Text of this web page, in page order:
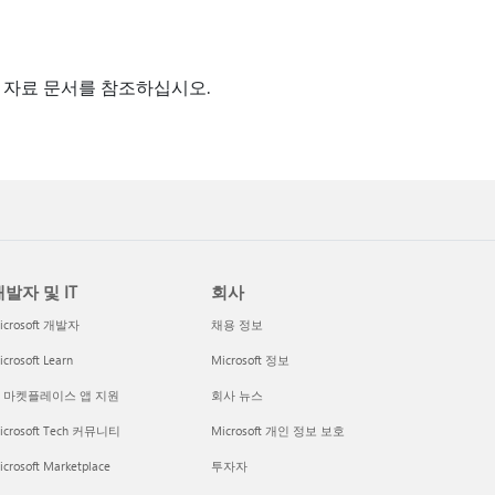
료 문서를 참조하십시오.
발자 및 IT
개발자
Learn
마켓플레이스 앱 지원
Tech 커뮤니티
Marketplace
회사
채용 정보
Microsoft 정보
회사 뉴스
Microsoft 개인 정보 보호
투자자